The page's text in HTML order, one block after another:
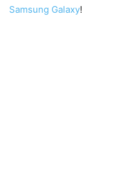
Samsung Galaxy!